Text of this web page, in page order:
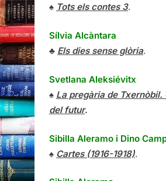
♠ Tots els contes 3.
Sílvia Alcàntara
♣ Els dies sense glòria.
Svetlana Aleksiévitx
♠ La pregària de Txernòbil.
del futur.
Sibilla Aleramo i Dino
♠ Cartes (1916-1918).